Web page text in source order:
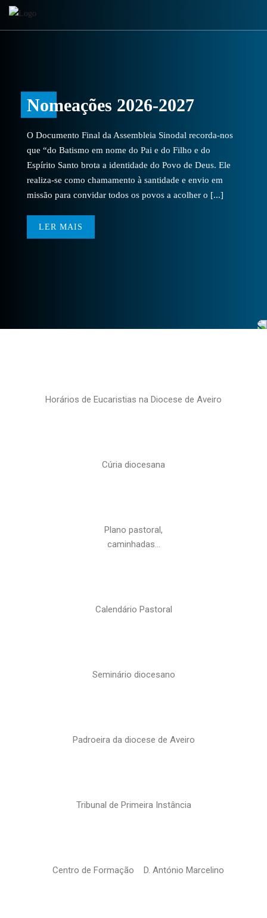
Nomeações 2026-2027
O Documento Final da Assembleia Sinodal recorda-nos
que “do Batismo em nome do Pai e do Filho e do
Espírito Santo brota a identidade do Povo de Deus. Ele
realiza-se como chamamento à santidade e envio em
missão para convidar todos os povos a acolher o [...]
LER MAIS
Horários de Eucaristias na Diocese de Aveiro
Cúria diocesana
Plano pastoral,
caminhadas…
Calendário Pastoral
Seminário diocesano
Padroeira da diocese de Aveiro
Tribunal de Primeira Instância
Centro de Formação D. António Marcelino